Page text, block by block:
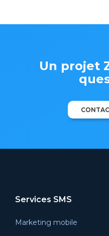
Un projet
Services SMS
Marketing mobile